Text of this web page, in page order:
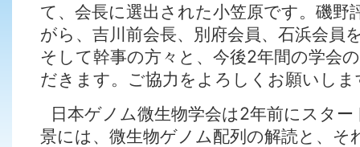
て、会長に選出された小笠原です。磯野
がら、吉川前会長、別府会員、石浜会員
そして幹事の方々と、今後2年間の学会
だきます。ご協力をよろしくお願いしま
日本ゲノム微生物学会は2年前にスタ
景には、微生物ゲノム配列の解読と、